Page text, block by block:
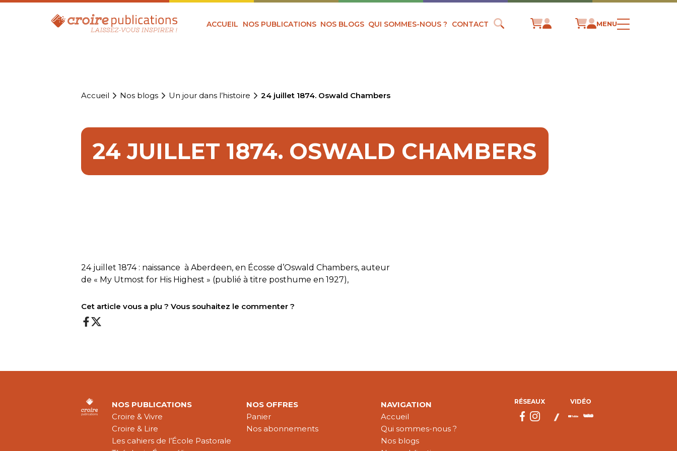
ACCUEIL NOS PUBLICATIONS NOS BLOGS QUI SOMMES-NOUS ? CONTACT MENU
Accueil Nos blogs Un jour dans l’histoire 24 juillet 1874. Oswald Chambers
24 JUILLET 1874. OSWALD CHAMBERS
24 juillet 1874 : naissance à Aberdeen, en Écosse d’Oswald Chambers, auteur
de « My Utmost for His Highest » (publié à titre posthume en 1927),
Cet article vous a plu ? Vous souhaitez le commenter ?
NOS PUBLICATIONS
Croire & Vivre
Croire & Lire
Les cahiers de l’École Pastorale
NOS OFFRES
Panier
Nos abonnements
NAVIGATION
Accueil
Qui sommes-nous ?
Nos blogs
RÉSEAUX VIDÉO